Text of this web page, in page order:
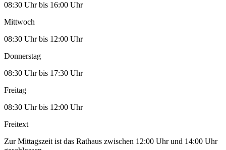
08:30 Uhr bis 16:00 Uhr
Mittwoch
08:30 Uhr bis 12:00 Uhr
Donnerstag
08:30 Uhr bis 17:30 Uhr
Freitag
08:30 Uhr bis 12:00 Uhr
Freitext
Zur Mittagszeit ist das Rathaus zwischen 12:00 Uhr und 14:00 Uhr